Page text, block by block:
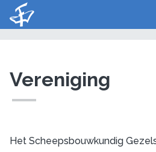
U bent hier:
Vereniging
Het Scheepsbouwkundig